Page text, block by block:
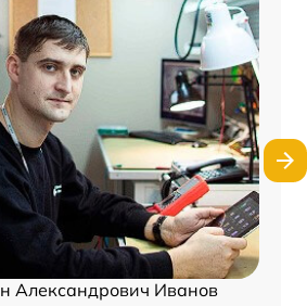
Александрович Иванов